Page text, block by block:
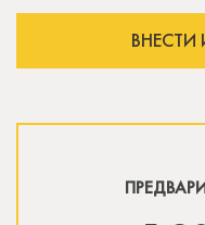
ВНЕСТИ